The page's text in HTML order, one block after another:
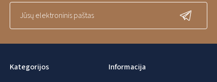
Kategorijos Informacija